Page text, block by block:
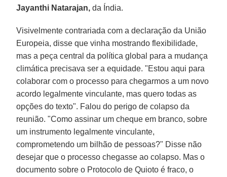
Jayanthi Natarajan, da Índia.
Visivelmente contrariada com a declaração da União
Europeia, disse que vinha mostrando flexibilidade,
mas a peça central da política global para a mudança
climática precisava ser a equidade. "Estou aqui para
colaborar com o processo para chegarmos a um novo
acordo legalmente vinculante, mas quero todas as
opções do texto". Falou do perigo de colapso da
reunião. "Como assinar um cheque em branco, sobre
um instrumento legalmente vinculante,
comprometendo um bilhão de pessoas?" Disse não
desejar que o processo chegasse ao colapso. Mas o
documento sobre o Protocolo de Quioto é fraco, o